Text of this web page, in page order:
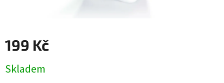
199 Kč
cena:
Skladem